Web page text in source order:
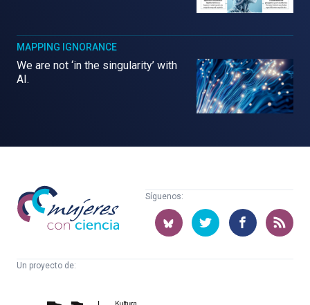
MAPPING IGNORANCE
We are not ‘in the singularity’ with
AI.
Mujeres
con
ciencia
Síguenos:
Un proyecto de: